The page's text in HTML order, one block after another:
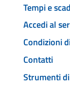
Tempi e
Accedi al
Condizioni
Contatti
Strumenti